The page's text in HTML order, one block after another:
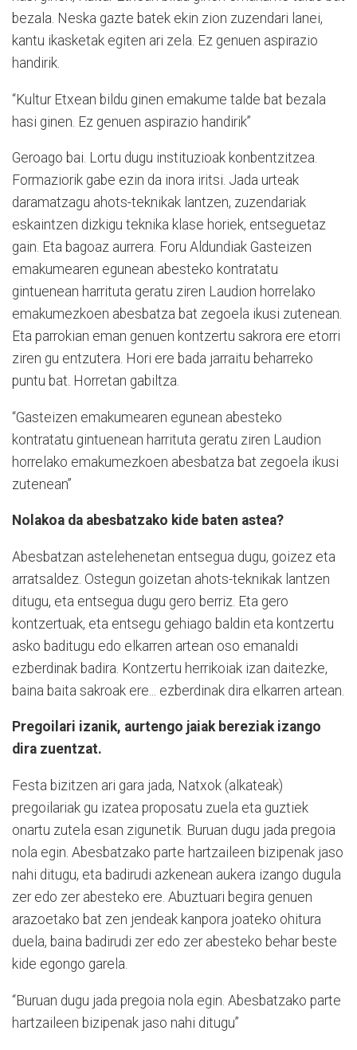
bezala. Neska gazte batek ekin zion zuzendari lanei,
kantu ikasketak egiten ari zela. Ez genuen aspirazio
handirik.
“Kultur Etxean bildu ginen emakume talde bat bezala
hasi ginen. Ez genuen aspirazio handirik”
Geroago bai. Lortu dugu instituzioak konbentzitzea.
Formaziorik gabe ezin da inora iritsi. Jada urteak
daramatzagu ahots-teknikak lantzen, zuzendariak
eskaintzen dizkigu teknika klase horiek, entseguetaz
gain. Eta bagoaz aurrera. Foru Aldundiak Gasteizen
emakumearen egunean abesteko kontratatu
gintuenean harrituta geratu ziren Laudion horrelako
emakumezkoen abesbatza bat zegoela ikusi zutenean.
Eta parrokian eman genuen kontzertu sakrora ere etorri
ziren gu entzutera. Hori ere bada jarraitu beharreko
puntu bat. Horretan gabiltza.
“Gasteizen emakumearen egunean abesteko
kontratatu gintuenean harrituta geratu ziren Laudion
horrelako emakumezkoen abesbatza bat zegoela ikusi
zutenean”
Nolakoa da abesbatzako kide baten astea?
Abesbatzan astelehenetan entsegua dugu, goizez eta
arratsaldez. Ostegun goizetan ahots-teknikak lantzen
ditugu, eta entsegua dugu gero berriz. Eta gero
kontzertuak, eta entsegu gehiago baldin eta kontzertu
asko baditugu edo elkarren artean oso emanaldi
ezberdinak badira. Kontzertu herrikoiak izan daitezke,
baina baita sakroak ere... ezberdinak dira elkarren artean.
Pregoilari izanik, aurtengo jaiak bereziak izango
dira zuentzat.
Festa bizitzen ari gara jada, Natxok (alkateak)
pregoilariak gu izatea proposatu zuela eta guztiek
onartu zutela esan zigunetik. Buruan dugu jada pregoia
nola egin. Abesbatzako parte hartzaileen bizipenak jaso
nahi ditugu, eta badirudi azkenean aukera izango dugula
zer edo zer abesteko ere. Abuztuari begira genuen
arazoetako bat zen jendeak kanpora joateko ohitura
duela, baina badirudi zer edo zer abesteko behar beste
kide egongo garela.
“Buruan dugu jada pregoia nola egin. Abesbatzako parte
hartzaileen bizipenak jaso nahi ditugu”